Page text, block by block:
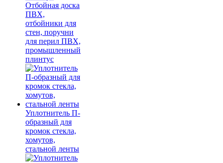
Отбойная доска
ПВХ,
отбойники для
стен, поручни
для перил ПВХ,
промышленный
плинтус
Уплотнитель П-
образный для
кромок стекла,
хомутов,
стальной ленты